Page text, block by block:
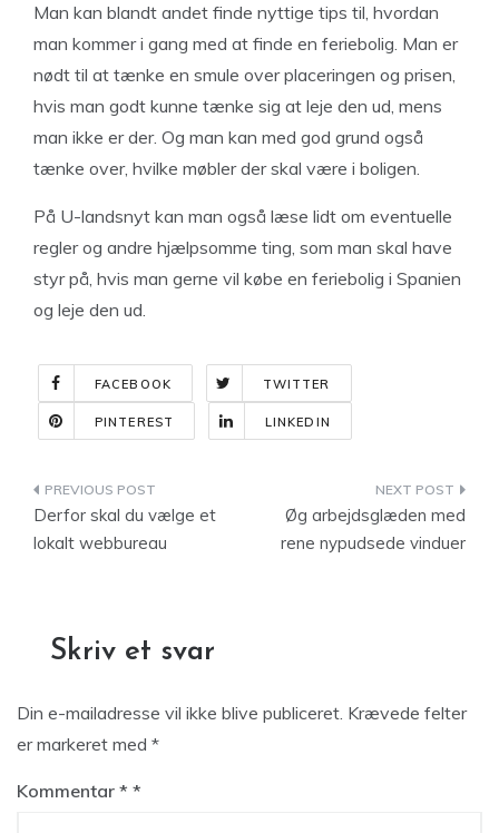
Man kan blandt andet finde nyttige tips til, hvordan
man kommer i gang med at finde en feriebolig. Man er
nødt til at tænke en smule over placeringen og prisen,
hvis man godt kunne tænke sig at leje den ud, mens
man ikke er der. Og man kan med god grund også
tænke over, hvilke møbler der skal være i boligen.
På U-landsnyt kan man også læse lidt om eventuelle
regler og andre hjælpsomme ting, som man skal have
styr på, hvis man gerne vil købe en feriebolig i Spanien
og leje den ud.
FACEBOOK TWITTER
PINTEREST LINKEDIN
Indlægsnavigation
Derfor skal du vælge et
lokalt webbureau
Øg arbejdsglæden med
rene nypudsede vinduer
Skriv et svar
Din e-mailadresse vil ikke blive publiceret. Krævede felter
er markeret med *
Kommentar *